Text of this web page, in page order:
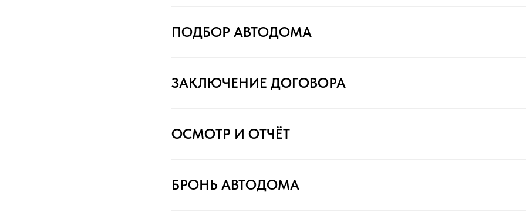
ПОДБОР АВТОДОМА
ЗАКЛЮЧЕНИЕ ДОГОВОРА
ОСМОТР И ОТЧЁТ
БРОНЬ АВТОДОМА